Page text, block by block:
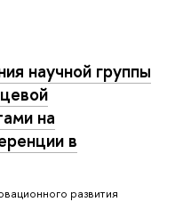
научной группы
на
в
развития